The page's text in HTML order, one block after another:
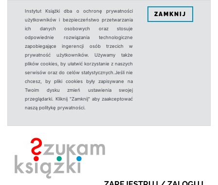
Instytut Książki dba o ochronę prywatności
użytkowników i bezpieczeństwo przetwarzania
ich danych osobowych oraz stosuje
odpowiednie rozwiązania technologiczne
zapobiegające ingerencji osób trzecich w
prywatność użytkowników. Używamy także
plików cookies, by ułatwić korzystanie z naszych
serwisów oraz do celów statystycznych.Jeśli nie
chcesz, by pliki cookies były zapisywane na
Twoim dysku zmień ustawienia swojej
przeglądarki. Kliknij "Zamknij" aby zaakceptować
naszą politykę prywatności.
ZAMKNIJ